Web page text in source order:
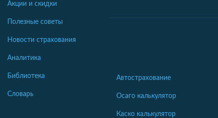
Акции и скидки
Полезные советы
Новости страхования
Аналитика
Библиотека
Словарь
Автострахование
Осаго калькулятор
Каско калькулятор